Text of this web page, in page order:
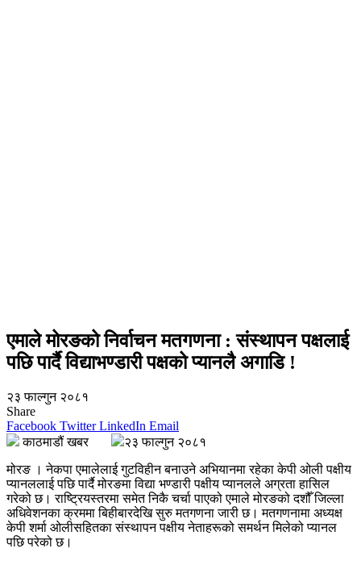
एमाले मोरङको निर्वाचन मतगणना : संस्थापन पक्षलाई
पछि पार्दै विद्याभण्डारी पक्षको प्यानलै अगाडि !
२३ फाल्गुन २०८१
Share
Facebook Twitter LinkedIn Email
काठमाडौं खबर
२३ फाल्गुन २०८१
मोरङ । नेकपा एमालेलाई गुटविहीन बनाउने अभियानमा रहेका केपी ओली पक्षीय
प्यानललाई पछि पार्दै मोरङमा विद्या भण्डारी पक्षीय प्यानलले अग्रता हासिल
गरेको छ। राष्ट्रियस्तरमा समेत निकै चर्चा पाएको एमाले मोरङको दशौँ जिल्ला
अधिवेशनका क्रममा बिहीबारदेखि सुरु मतगणना जारी छ। मतगणनामा अध्यक्ष
केपी शर्मा ओलीसहितका संस्थापन पक्षीय नेताहरूको समर्थन मिलेको प्यानल
पछि परेको छ।